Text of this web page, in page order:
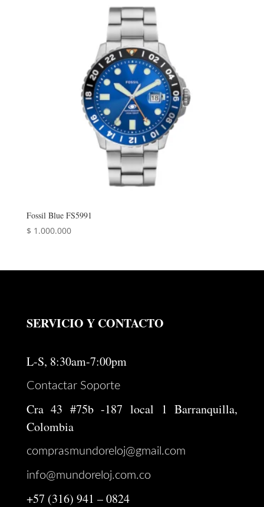
Fossil Blue FS5991
$ 1.000.000
SERVICIO Y CONTACTO
L-S, 8:30am-7:00pm
Contactar Soporte
Cra 43 #75b -187 local 1 Barranquilla,
Colombia
comprasmundoreloj@gmail.com
info@mundoreloj.com.co
+57 (316) 941 – 0824